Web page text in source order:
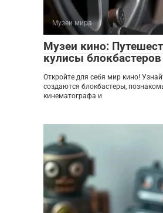
Музеи мира
Музеи кино:
кулисы блокбастеров
Откройте для себя мир кино!
создаются блокбастеры,
кинематографа и